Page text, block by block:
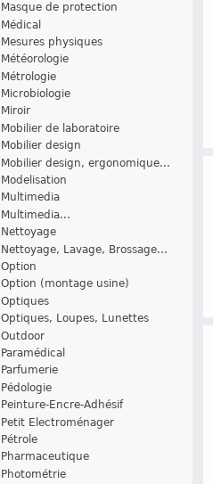
Masque de protection
Médical
Mesures physiques
Météorologie
Métrologie
Microbiologie
Miroir
Mobilier de laboratoire
Mobilier design
Mobilier design, ergonomique...
Modelisation
Multimedia
Multimedia...
Nettoyage
Nettoyage, Lavage, Brossage...
Option
Option (montage usine)
Optiques
Optiques, Loupes, Lunettes
Outdoor
Paramédical
Parfumerie
Pédologie
Peinture-Encre-Adhésif
Petit Electroménager
Pétrole
Pharmaceutique
Photométrie